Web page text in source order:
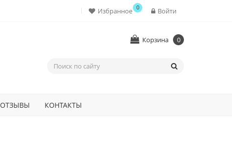
Войти
Избранное 0
Корзина 0
ОТЗЫВЫ КОНТАКТЫ